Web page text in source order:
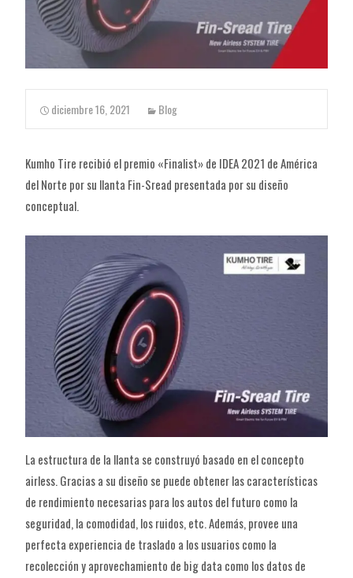
diciembre 16, 2021 Blog
Kumho Tire recibió el premio «Finalist» de IDEA 2021 de América
del Norte por su llanta Fin-Sread presentada por su diseño
conceptual.
La estructura de la llanta se construyó basado en el concepto
airless. Gracias a su diseño se puede obtener las características
de rendimiento necesarias para los autos del futuro como la
seguridad, la comodidad, los ruidos, etc. Además, provee una
perfecta experiencia de traslado a los usuarios como la
recolección y aprovechamiento de big data como los datos de